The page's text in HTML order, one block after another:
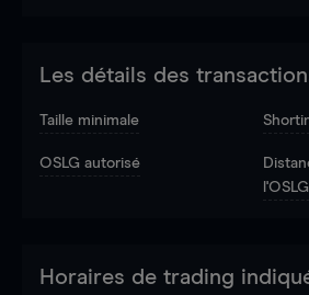
Les détails des
Taille minimale
OSLG autorisé
l'OSLG
Horaires de trading